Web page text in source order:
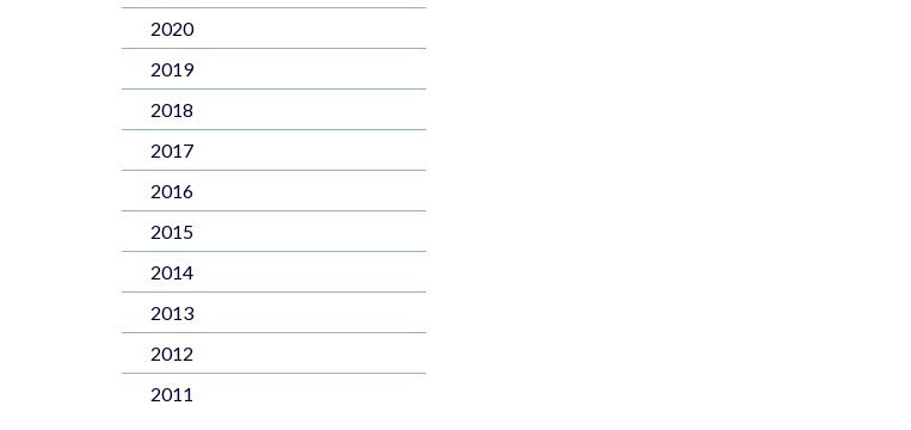
2020
2019
2018
2017
2016
2015
2014
2013
2012
2011